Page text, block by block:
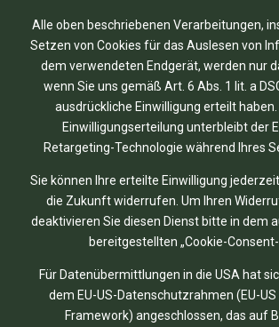
Alle oben beschriebenen Verarbeitungen,
Setzen von Cookies für das Auslesen von
dem verwendeten Endgerät, werden nur
wenn Sie uns gemäß Art. 6 Abs. 1 lit. a
ausdrückliche Einwilligung erteilt haben.
Einwilligungserteilung unterbleibt der
Retargeting-Technologie während Ihres
Sie können Ihre erteilte Einwilligung
die Zukunft widerrufen. Um Ihren
deaktivieren Sie diesen Dienst bitte in dem
bereitgestellten „Cookie-Consent-
Für Datenübermittlungen in die USA hat
dem EU-US-Datenschutzrahmen (EU-
Framework) angeschlossen, das auf